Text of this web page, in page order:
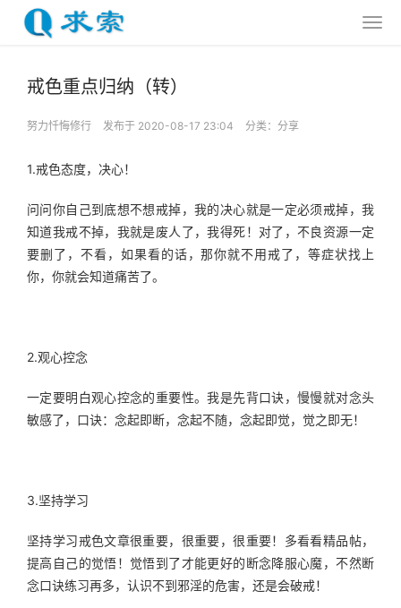
戒色重点归纳（转）
努力忏悔修行 发布于 2020-08-17 23:04 分类： 分享
1.戒色态度，决心！
问问你自己到底想不想戒掉，我的决心就是一定必须戒掉，我
知道我戒不掉，我就是废人了，我得死！对了，不良资源一定
要删了，不看，如果看的话，那你就不用戒了，等症状找上
你，你就会知道痛苦了。
2.观心控念
一定要明白观心控念的重要性。我是先背口诀，慢慢就对念头
敏感了，口诀：念起即断，念起不随，念起即觉，觉之即无！
3.坚持学习
坚持学习戒色文章很重要，很重要，很重要！多看看精品帖，
提高自己的觉悟！觉悟到了才能更好的断念降服心魔，不然断
念口诀练习再多，认识不到邪淫的危害，还是会破戒！